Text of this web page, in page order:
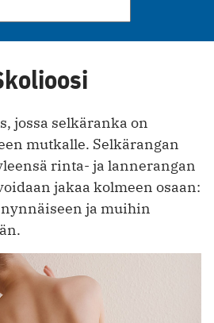
jossa selkäranka on
mutkalle. Selkärangan
rinta- ja lannerangan
jakaa kolmeen osaan:
ja muihin